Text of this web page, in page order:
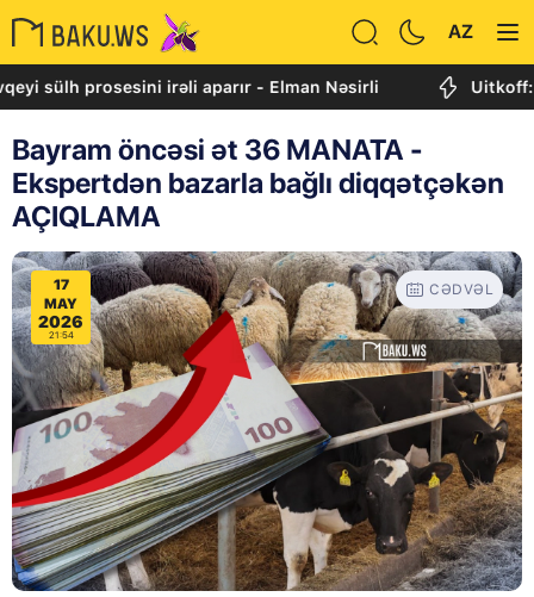
AZ
irəli aparır - Elman Nəsirli Uitkoff: Cənubi
Bayram öncəsi ət 36 MANATA -
Ekspertdən bazarla bağlı diqqətçəkən
AÇIQLAMA
17
MAY
2026
21:54
CƏDVƏL